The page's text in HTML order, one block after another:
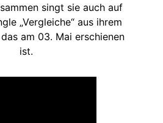
singt sie auch auf
„Vergleiche“ aus ihrem
das am 03. Mai erschienen
ist.